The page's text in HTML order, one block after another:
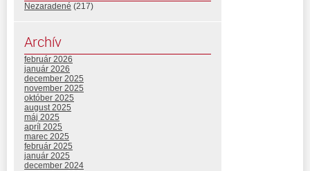
Nezaradené (217)
Archív
február 2026
január 2026
december 2025
november 2025
október 2025
august 2025
máj 2025
apríl 2025
marec 2025
február 2025
január 2025
december 2024